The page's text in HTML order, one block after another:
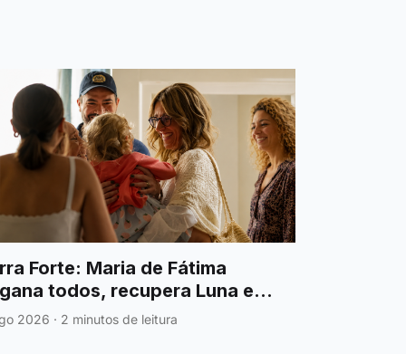
Forte: Maria de Fátima
todos, recupera Luna e
se na grande heroína
2026 · 2 minutos de leitura